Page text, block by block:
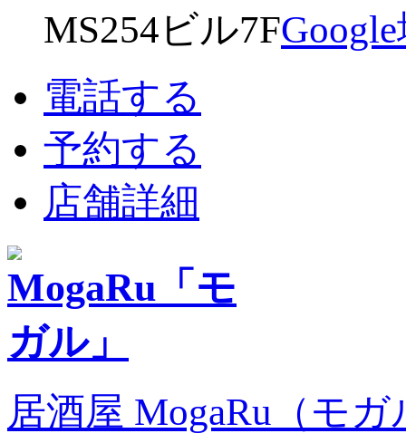
MS254ビル7F
電話する
予約する
店舗詳細
居酒屋 MogaRu（モ